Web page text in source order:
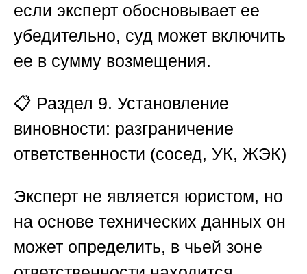
если эксперт обосновывает ее
убедительно, суд может включить
ее в сумму возмещения.
📋 Раздел 9. Установление
виновности: разграничение
ответственности (сосед, УК, ЖЭК)
Эксперт не является юристом, но
на основе технических данных он
может определить, в чьей зоне